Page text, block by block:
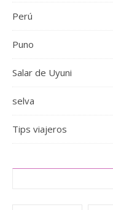
Perú
Puno
Salar de Uyuni
selva
Tips viajeros